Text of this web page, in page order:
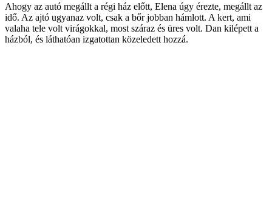
Ahogy az autó megállt a régi ház előtt, Elena úgy érezte, megállt az
idő. Az ajtó ugyanaz volt, csak a bőr jobban hámlott. A kert, ami
valaha tele volt virágokkal, most száraz és üres volt. Dan kilépett a
házból, és láthatóan izgatottan közeledett hozzá.